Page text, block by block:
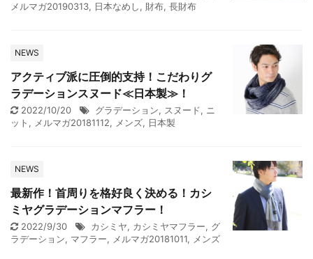
メルマガ20190313, 日本なめし, 財布, 長財布
NEWS
アクティブ派に圧倒的支持！こだわりグ
ラデーションスヌード≪日本製≫！
2022/10/20 グラデーション, スヌード, ニ
ット , メルマガ20181112, メンズ, 日本製
NEWS
最新作！首周りを格好良く決める！カシ
ミヤグラデーションマフラー！
2022/9/30 カシミヤ, カシミヤマフラー, グ
ラデーション, マフラー, メルマガ20181011, メンズ